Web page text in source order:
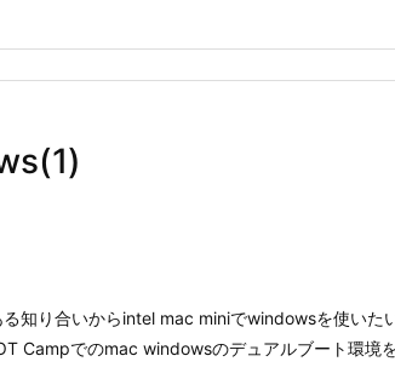
る知り合いからintel mac miniでwindowsを使いた
Campでのmac windowsのデュアルブート環境